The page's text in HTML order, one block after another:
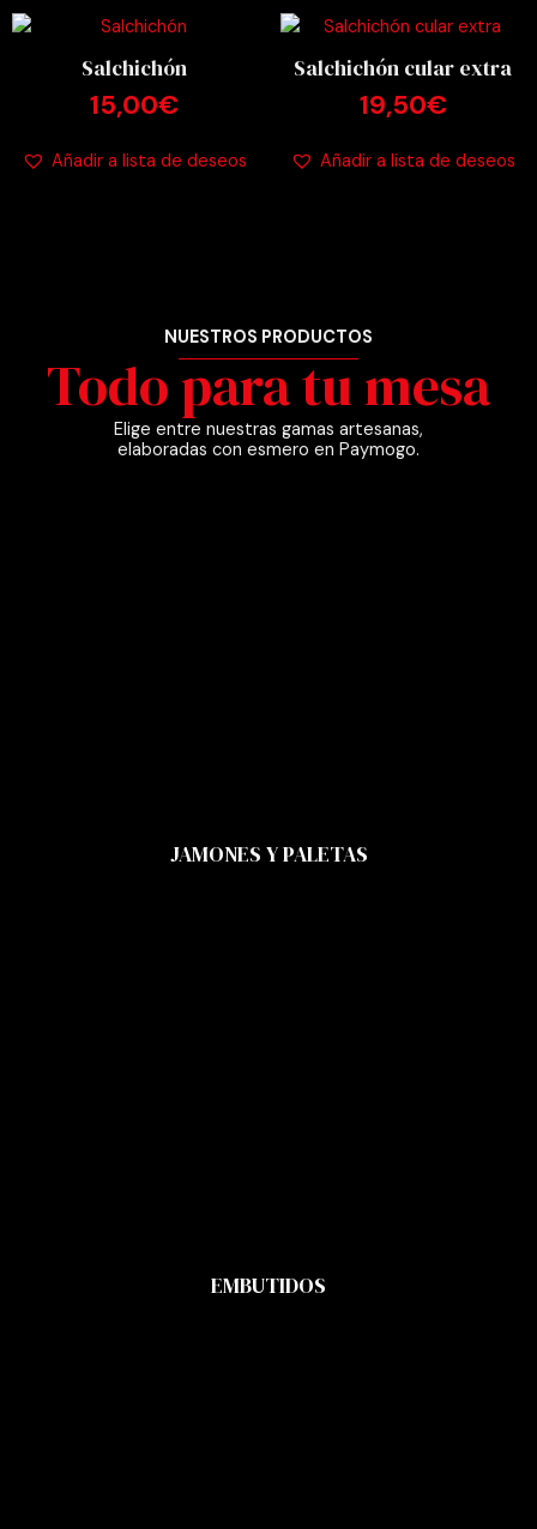
Salchichón
15,00€
Añadir a lista de deseos
Salchichón cular extra
19,50€
Añadir a lista de deseos
NUESTROS PRODUCTOS
Todo para tu mesa
Elige entre nuestras gamas artesanas,
elaboradas con esmero en Paymogo.
JAMONES Y PALETAS
EMBUTIDOS